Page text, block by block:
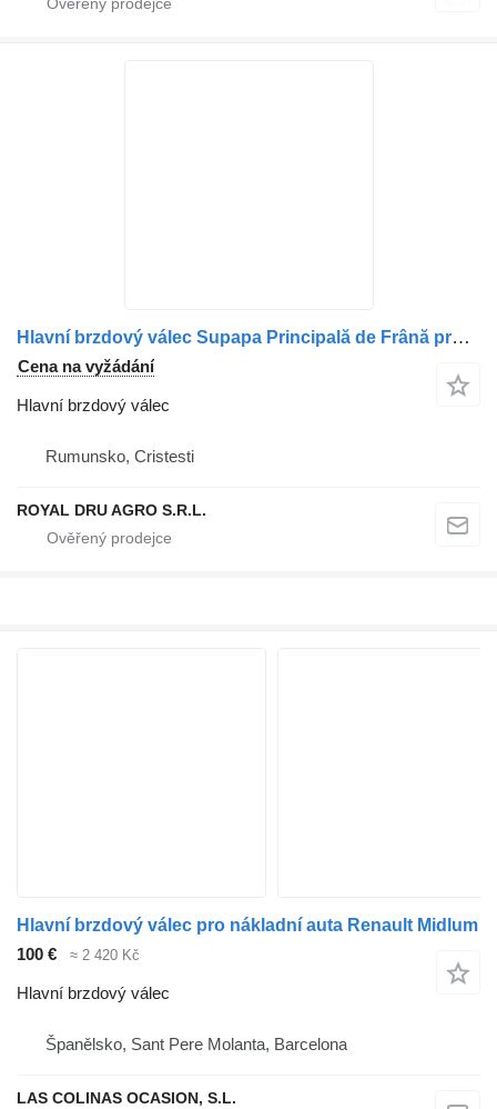
Hlavní brzdový válec Supapa Principală de Frână pro nákladní auta Renault 21390589 7421390589 5010633320
Cena na vyžádání
Hlavní brzdový válec
Rumunsko, Cristesti
ROYAL DRU AGRO S.R.L.
Hlavní brzdový válec pro nákladní auta Renault Midlum
100 €
≈ 2 420 Kč
Hlavní brzdový válec
Španělsko, Sant Pere Molanta, Barcelona
LAS COLINAS OCASION, S.L.